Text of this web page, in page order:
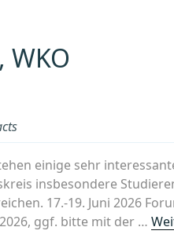
einige sehr
insbesondere
17.-19. Juni 2026
ggf. bitte mit der …